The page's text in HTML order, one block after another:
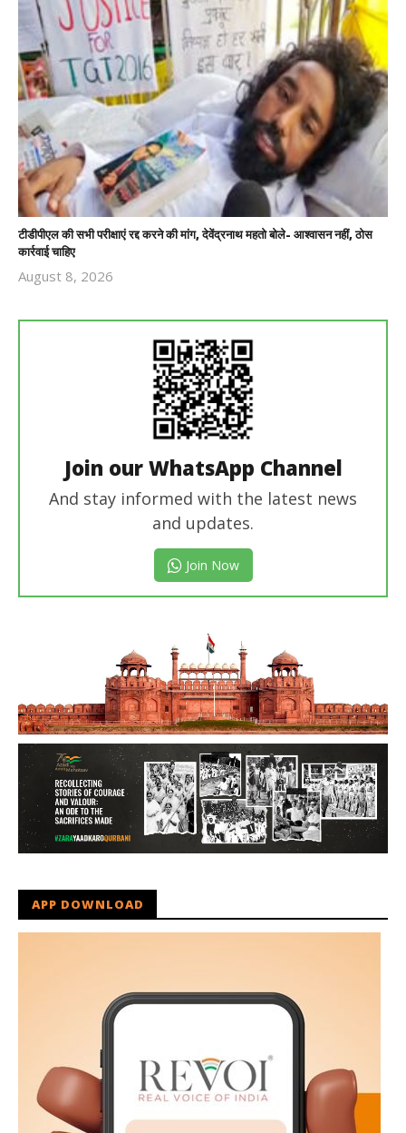
टीडीपीएल की सभी परीक्षाएं रद्द करने की मांग, देवेंद्रनाथ महतो बोले- आश्वासन नहीं, ठोस
कार्रवाई चाहिए
August 8, 2026
Join our WhatsApp Channel
And stay informed with the latest news
and updates.
Join Now
APP DOWNLOAD